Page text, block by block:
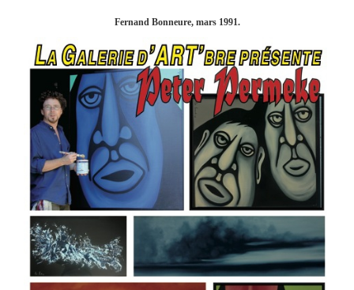
Fernand Bonneure, mars 1991.